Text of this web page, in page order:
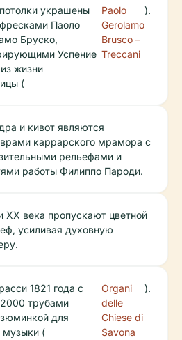
украшены
Паоло
Бруско,
Успение
жизни
(
Paolo
Gerolamo
Brusco –
Treccani
).
и кивот являются
каррарского мрамора с
рельефами и
работы Филиппо Пароди.
XX века пропускают цветной
усиливая духовную
1821 года с
трубами
для
музыки (
Organi
delle
Chiese di
Savona
).